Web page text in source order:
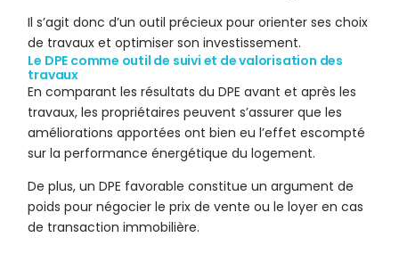
Il s’agit donc d’un outil précieux pour orienter ses choix
de travaux et optimiser son investissement.
Le DPE comme outil de suivi et de valorisation des
travaux
En comparant les résultats du DPE avant et après les
travaux, les propriétaires peuvent s’assurer que les
améliorations apportées ont bien eu l’effet escompté
sur la performance énergétique du logement.
De plus, un DPE favorable constitue un argument de
poids pour négocier le prix de vente ou le loyer en cas
de transaction immobilière.